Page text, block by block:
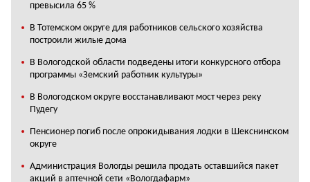
превысила 65 %
В Тотемском округе для работников сельского хозяйства
построили жилые дома
В Вологодской области подведены итоги конкурсного отбора
программы «Земский работник культуры»
В Вологодском округе восстанавливают мост через реку
Пудегу
Пенсионер погиб после опрокидывания лодки в Шекснинском
округе
Администрация Вологды решила продать оставшийся пакет
акций в аптечной сети «Вологдафарм»